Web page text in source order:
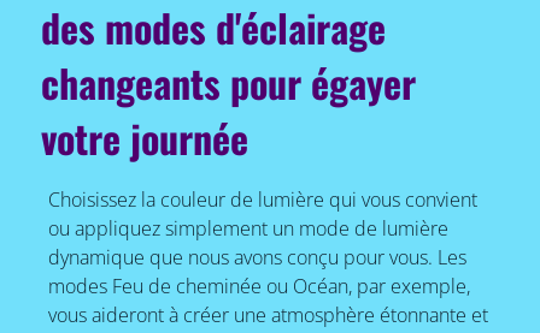
des modes d'éclairage
changeants pour égayer
votre journée
Choisissez la couleur de lumière qui vous convient
ou appliquez simplement un mode de lumière
dynamique que nous avons conçu pour vous. Les
modes Feu de cheminée ou Océan, par exemple,
vous aideront à créer une atmosphère étonnante et